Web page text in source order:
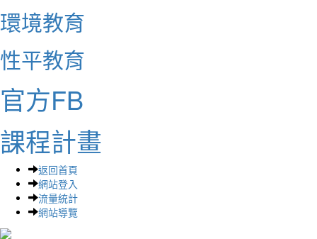
環境教育
性平教育
官方FB
課程計畫
返回首頁
網站登入
流量統計
網站導覽